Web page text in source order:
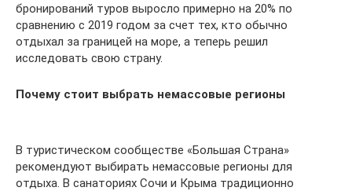
бронирований туров выросло примерно на 20% по
сравнению с 2019 годом за счет тех, кто обычно
отдыхал за границей на море, а теперь решил
исследовать свою страну.
Почему стоит выбрать немассовые регионы
В туристическом сообществе «Большая Страна»
рекомендуют выбирать немассовые регионы для
отдыха. В санаториях Сочи и Крыма традиционно